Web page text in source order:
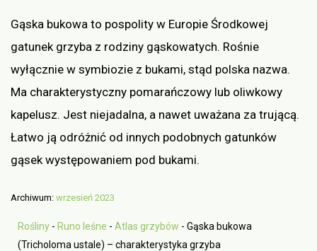
Gąska bukowa to pospolity w Europie Środkowej
gatunek grzyba z rodziny gąskowatych. Rośnie
wyłącznie w symbiozie z bukami, stąd polska nazwa.
Ma charakterystyczny pomarańczowy lub oliwkowy
kapelusz. Jest niejadalna, a nawet uważana za trującą.
Łatwo ją odróżnić od innych podobnych gatunków
gąsek występowaniem pod bukami.
Archiwum: wrzesień 2023
Rośliny - Runo leśne - Atlas grzybów - Gąska bukowa
(Tricholoma ustale) – charakterystyka grzyba